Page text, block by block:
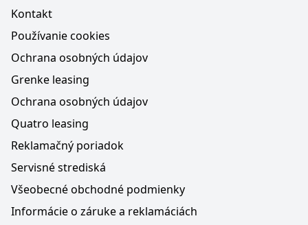
Kontakt
Používanie cookies
Ochrana osobných údajov
Grenke leasing
Ochrana osobných údajov
Quatro leasing
Reklamačný poriadok
Servisné strediská
Všeobecné obchodné podmienky
Informácie o záruke a reklamáciách